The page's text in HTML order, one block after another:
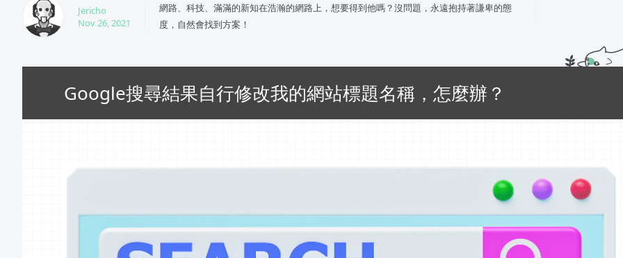
Jericho
Nov 26, 2021
網路、科技、滿滿的新知在浩瀚的網路上，想要得到他嗎？沒問題，永遠抱持著謙卑的態
度，自然會找到方案！
Google搜尋結果自行修改我的網站標題名稱，怎麼辦？